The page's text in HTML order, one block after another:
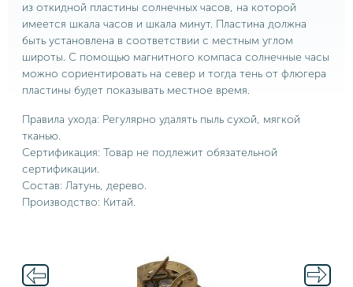
из откидной пластины солнечных часов, на которой
имеется шкала часов и шкала минут. Пластина должна
быть установлена в соответствии с местным углом
широты. С помощью магнитного компаса солнечные часы
можно сориентировать на север и тогда тень от флюгера
пластины будет показывать местное время.
Правила ухода: Регулярно удалять пыль сухой, мягкой
тканью.
Сертификация: Товар не подлежит обязательной
сертификации.
Состав: Латунь, дерево.
Производство: Китай.